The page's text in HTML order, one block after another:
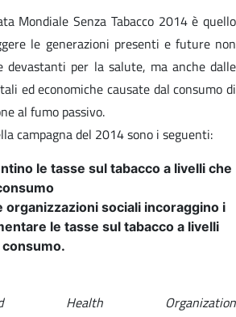
Mondiale Senza Tabacco 2014 è quello
le generazioni presenti e future non
devastanti per la salute, ma anche dalle
ed economiche causate dal consumo di
al fumo passivo.
campagna del 2014 sono i seguenti:
le tasse sul tabacco a livelli che
organizzazioni sociali incoraggino i
le tasse sul tabacco a livelli
Health Organization